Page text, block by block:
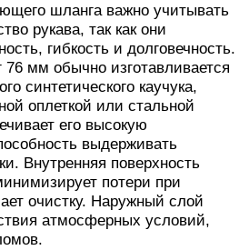
шланга важно учитывать
рукава, так как они
гибкость и долговечность.
мм обычно изготавливается
синтетического каучука,
оплеткой или стальной
его высокую
выдерживать
Внутренняя поверхность
потери при
очистку. Наружный слой
атмосферных условий,